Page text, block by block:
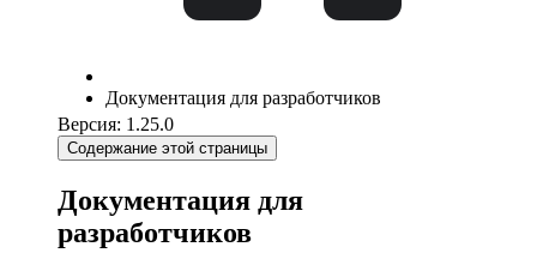
Документация для разработчиков
Версия: 1.25.0
Содержание этой страницы
Документация для
разработчиков